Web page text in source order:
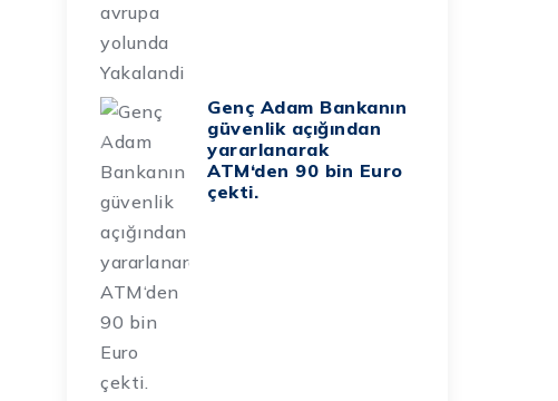
Genç Adam Bankanın
güvenlik açığından
yararlanarak
ATM‘den 90 bin Euro
çekti.